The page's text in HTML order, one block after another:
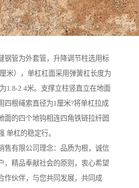
钢管为外套管，升降调节柱选用标
米），单杠杠面采用弹簧杠长度为
1.8-2.4米。支撑立柱竖直立在地面
四根绳索直径为1厘米?将单杠拉成
面的四个地钩相连四角铁链拉纤圆
单杠的稳定行。
售有限公司理念：品质为根，诚信
，精品奉献社会的原则，衷心希望
作伙伴，与您共同发展，共同成